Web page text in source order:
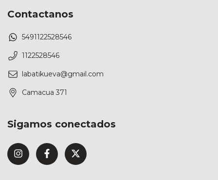
Contactanos
5491122528546
1122528546
labatikueva@gmail.com
Camacua 371
Sigamos conectados